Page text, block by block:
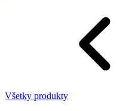
Všetky produkty